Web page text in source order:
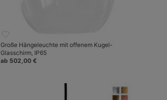
Große Hängeleuchte mit offenem Kugel-
Glasschirm, IP65
ab 502,00 €